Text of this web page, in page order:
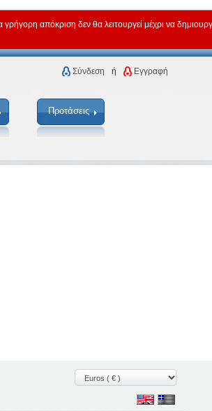
απόκριση δεν θα λειτουργεί μέχρι να
Σύνδεση ή Εγγραφή
Προτάσεις